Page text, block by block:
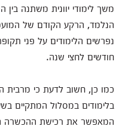
משך לימודי יוונית משתנה
הנלמד, הרקע הקודם של
נפרשים הלימודים על פני
חודשים לחצי שנה.
כמו כן, חשוב לדעת כי
בלימודים במסלול המתקיים
המאפשר את רכישת ההכשרה